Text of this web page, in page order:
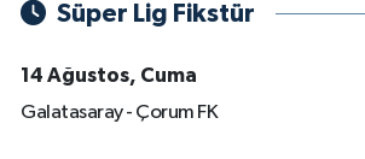
Süper Lig Fikstür
14 Ağustos, Cuma
Galatasaray - Çorum FK